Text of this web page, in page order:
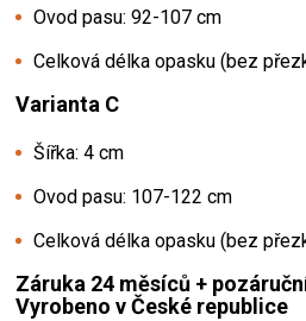
Ovod pasu: 92-107 cm
Celková délka opasku (bez
Varianta C
Šířka: 4 cm
Ovod pasu: 107-122 cm
Celková délka opasku (bez
Záruka 24 měsíců +
Vyrobeno v České republice